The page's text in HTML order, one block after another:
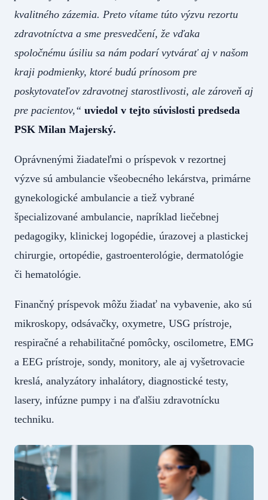
kvalitného zázemia. Preto vítame túto výzvu rezortu
zdravotníctva a sme presvedčení, že vďaka
spoločnému úsiliu sa nám podarí vytvárať aj v našom
kraji podmienky, ktoré budú prínosom pre
poskytovateľov zdravotnej starostlivosti, ale zároveň aj
pre pacientov,“ uviedol v tejto súvislosti predseda
PSK Milan Majerský.
Oprávnenými žiadateľmi o príspevok v rezortnej
výzve sú ambulancie všeobecného lekárstva, primárne
gynekologické ambulancie a tiež vybrané
špecializované ambulancie, napríklad liečebnej
pedagogiky, klinickej logopédie, úrazovej a plastickej
chirurgie, ortopédie, gastroenterológie, dermatológie
či hematológie.
Finančný príspevok môžu žiadať na vybavenie, ako sú
mikroskopy, odsávačky, oxymetre, USG prístroje,
respiračné a rehabilitačné pomôcky, oscilometre, EMG
a EEG prístroje, sondy, monitory, ale aj vyšetrovacie
kreslá, analyzátory inhalátory, diagnostické testy,
lasery, infúzne pumpy i na ďalšiu zdravotnícku
techniku.